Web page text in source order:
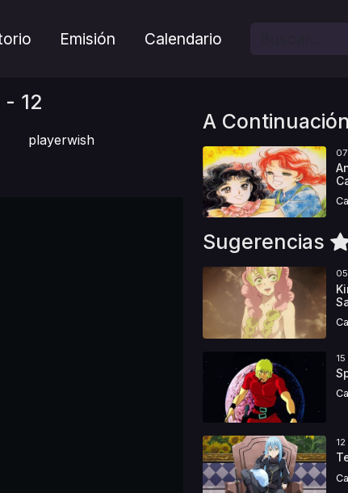
Emisión Calendario
12
playerwish
A Continuación
Sugerencias